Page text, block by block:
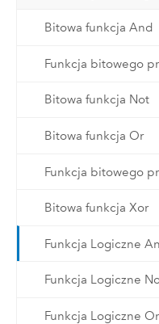
Bitowa funkcja And
Funkcja bitowego
Bitowa funkcja Not
Bitowa funkcja Or
Funkcja bitowego
Bitowa funkcja Xor
Funkcja Logiczne
Funkcja Logiczne
Funkcja Logiczne Or